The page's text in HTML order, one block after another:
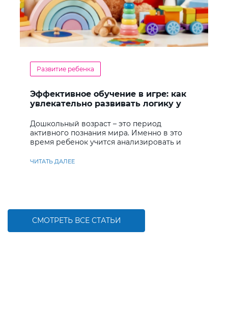
Развитие ребенка
Эффективное обучение в игре: как
увлекательно развивать логику у
Дошкольный возраст – это период
активного познания мира. Именно в это
время ребенок учится анализировать и
ЧИТАТЬ ДАЛЕЕ
СМОТРЕТЬ ВСЕ СТАТЬИ